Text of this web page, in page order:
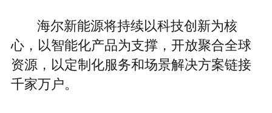
海尔新能源将持续以科技创新为核
心，以智能化产品为支撑，开放聚合全球
资源，以定制化服务和场景解决方案链接
千家万户。